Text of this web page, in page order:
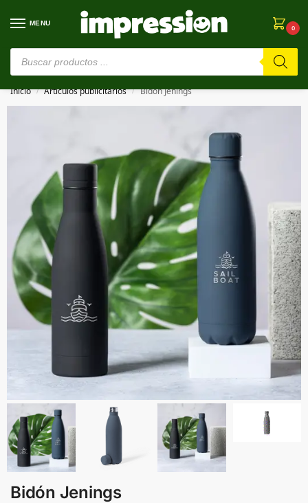
MENU
0
⚠️ Estamos en pruebas. Si algo falla, ¡Perdón!⚠️
Inicio / Artículos publicitarios / Bidón Jenings
Bidón Jenings